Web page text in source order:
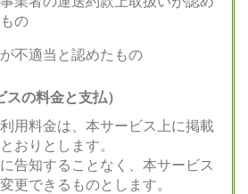
の
不適当と認めたもの
の料金と支払）
用料金は、本サービス上に掲載
おりとします。
告知することなく、本サービス
更できるものとします。